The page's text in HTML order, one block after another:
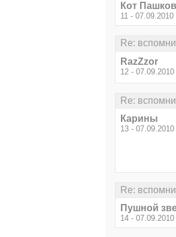
Кот
11 - 07.09.2010
Re:
RazZzor
12 -
Re:
Карины
13 -
Re:
Пушной
14 -